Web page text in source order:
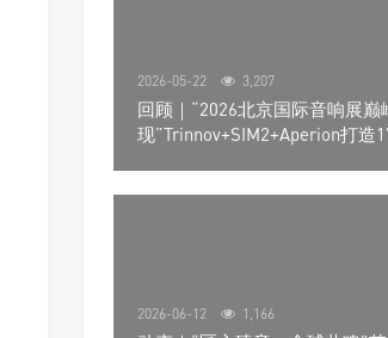
2026-05-22 3,207
回顾｜“2026北京国际音响展巅
现”Trinnov+SIM2+Aperion打造
2026-06-12 1,166